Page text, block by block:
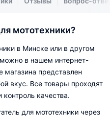
мототехники?
в Минске или в другом
в нашем интернет-
магазина представлен
вкус. Все товары проходят
качества.
для мототехники через